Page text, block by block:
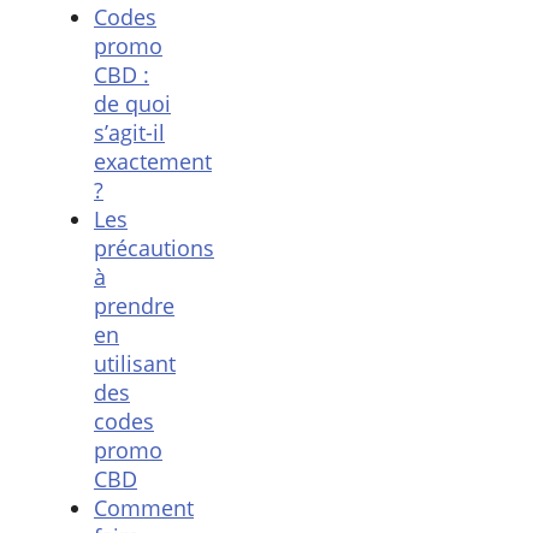
Codes
promo
CBD :
de quoi
s’agit-il
exactement
?
Les
précautions
à
prendre
en
utilisant
des
codes
promo
CBD
Comment